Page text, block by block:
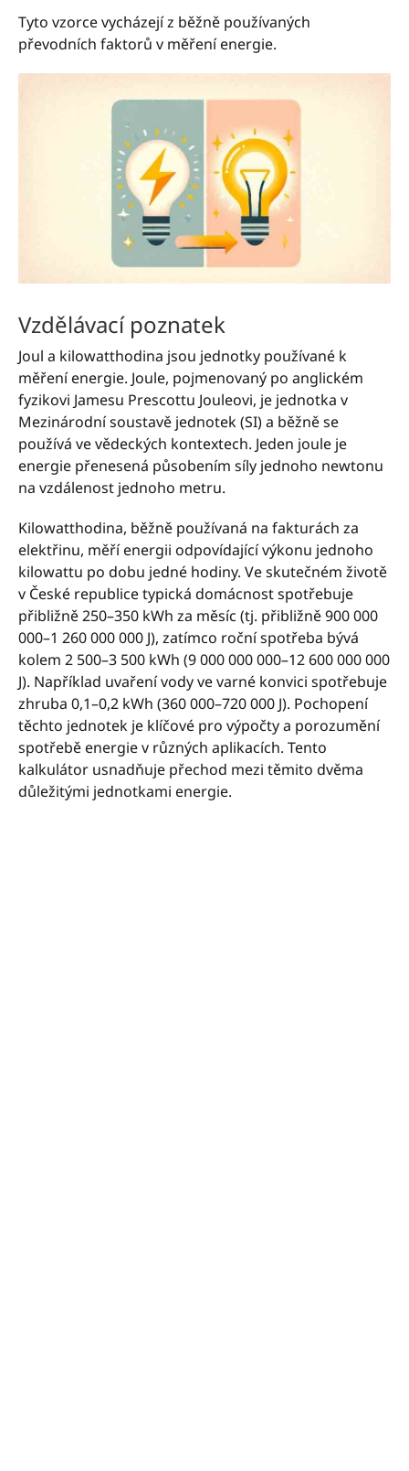
Tyto vzorce vycházejí z běžně používaných
převodních faktorů v měření energie.
Vzdělávací poznatek
Joul a kilowatthodina jsou jednotky používané k
měření energie. Joule, pojmenovaný po anglickém
fyzikovi Jamesu Prescottu Jouleovi, je jednotka v
Mezinárodní soustavě jednotek (SI) a běžně se
používá ve vědeckých kontextech. Jeden joule je
energie přenesená působením síly jednoho newtonu
na vzdálenost jednoho metru.
Kilowatthodina, běžně používaná na fakturách za
elektřinu, měří energii odpovídající výkonu jednoho
kilowattu po dobu jedné hodiny. Ve skutečném životě
v České republice typická domácnost spotřebuje
přibližně 250–350 kWh za měsíc (tj. přibližně 900 000
000–1 260 000 000 J), zatímco roční spotřeba bývá
kolem 2 500–3 500 kWh (9 000 000 000–12 600 000 000
J). Například uvaření vody ve varné konvici spotřebuje
zhruba 0,1–0,2 kWh (360 000–720 000 J). Pochopení
těchto jednotek je klíčové pro výpočty a porozumění
spotřebě energie v různých aplikacích. Tento
kalkulátor usnadňuje přechod mezi těmito dvěma
důležitými jednotkami energie.